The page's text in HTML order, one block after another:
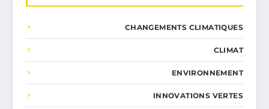
CHANGEMENTS CLIMATIQUES
CLIMAT
ENVIRONNEMENT
INNOVATIONS VERTES